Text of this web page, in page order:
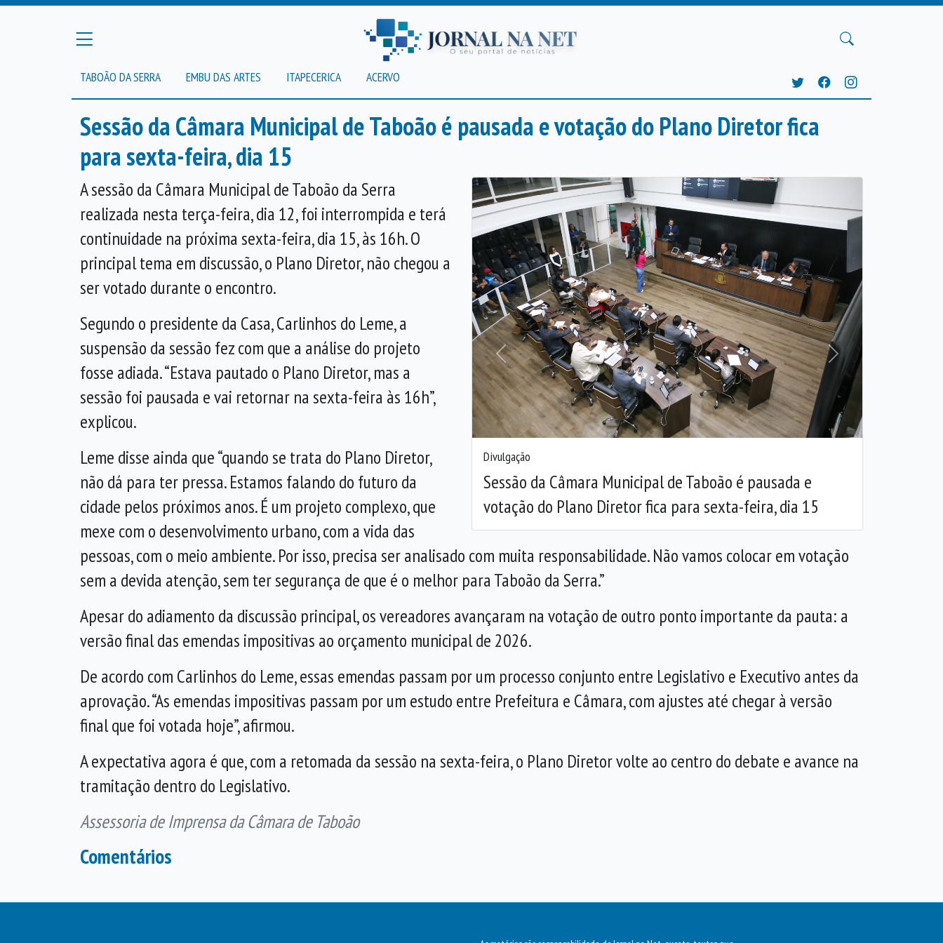
TABOÃO DA SERRA EMBU DAS ARTES ITAPECERICA ACERVO
Sessão da Câmara Municipal de Taboão é pausada e votação do Plano Diretor fica
para sexta-feira, dia 15
Divulgação
Sessão da Câmara Municipal de Taboão é pausada e
votação do Plano Diretor fica para sexta-feira, dia 15
Anterior Próxima
A sessão da Câmara Municipal de Taboão da Serra
realizada nesta terça-feira, dia 12, foi interrompida e terá
continuidade na próxima sexta-feira, dia 15, às 16h. O
principal tema em discussão, o Plano Diretor, não chegou a
ser votado durante o encontro.
Segundo o presidente da Casa, Carlinhos do Leme, a
suspensão da sessão fez com que a análise do projeto
fosse adiada. “Estava pautado o Plano Diretor, mas a
sessão foi pausada e vai retornar na sexta-feira às 16h”,
explicou.
Leme disse ainda que “quando se trata do Plano Diretor,
não dá para ter pressa. Estamos falando do futuro da
cidade pelos próximos anos. É um projeto complexo, que
mexe com o desenvolvimento urbano, com a vida das
pessoas, com o meio ambiente. Por isso, precisa ser analisado com muita responsabilidade. Não vamos colocar em votação
sem a devida atenção, sem ter segurança de que é o melhor para Taboão da Serra.”
Apesar do adiamento da discussão principal, os vereadores avançaram na votação de outro ponto importante da pauta: a
versão final das emendas impositivas ao orçamento municipal de 2026.
De acordo com Carlinhos do Leme, essas emendas passam por um processo conjunto entre Legislativo e Executivo antes da
aprovação. “As emendas impositivas passam por um estudo entre Prefeitura e Câmara, com ajustes até chegar à versão
final que foi votada hoje”, afirmou.
A expectativa agora é que, com a retomada da sessão na sexta-feira, o Plano Diretor volte ao centro do debate e avance na
tramitação dentro do Legislativo.
Assessoria de Imprensa da Câmara de Taboão
Comentários